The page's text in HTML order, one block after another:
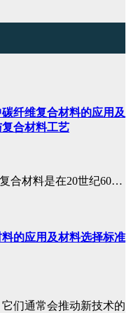
纤维复合材料的应用及
合材料工艺
合材料是在20世纪60…
的应用及材料选择标准
们通常会推动新技术的